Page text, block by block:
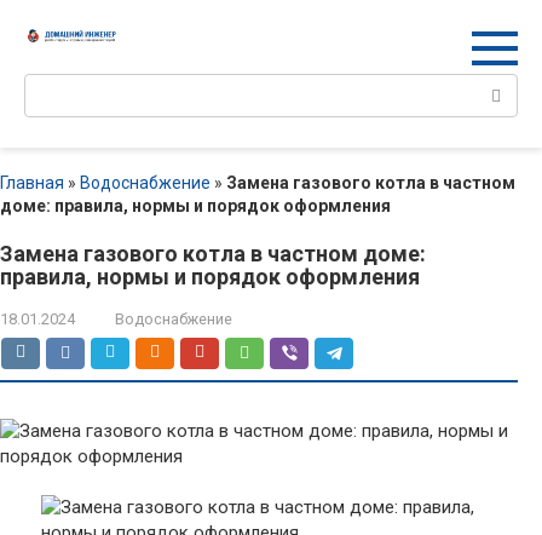
Поиск:
Главная » Водоснабжение » Замена газового котла в частном
доме: правила, нормы и порядок оформления
Замена газового котла в частном доме:
правила, нормы и порядок оформления
18.01.2024 Водоснабжение